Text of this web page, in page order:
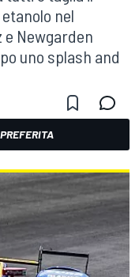
nel
e Newgarden
uno splash and